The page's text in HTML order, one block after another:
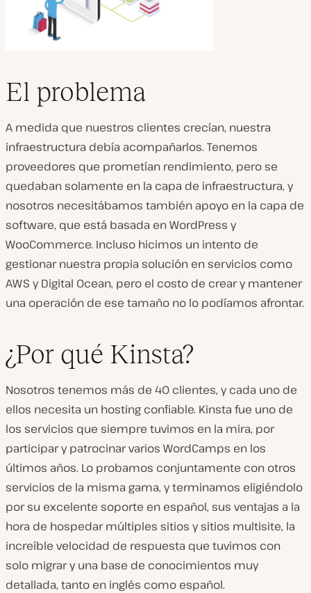
El problema
A medida que nuestros clientes crecían, nuestra
infraestructura debía acompañarlos. Tenemos
proveedores que prometían rendimiento, pero se
quedaban solamente en la capa de infraestructura, y
nosotros necesitábamos también apoyo en la capa de
software, que está basada en WordPress y
WooCommerce. Incluso hicimos un intento de
gestionar nuestra propia solución en servicios como
AWS y Digital Ocean, pero el costo de crear y mantener
una operación de ese tamaño no lo podíamos afrontar.
¿Por qué Kinsta?
Nosotros tenemos más de 40 clientes, y cada uno de
ellos necesita un hosting confiable. Kinsta fue uno de
los servicios que siempre tuvimos en la mira, por
participar y patrocinar varios WordCamps en los
últimos años. Lo probamos conjuntamente con otros
servicios de la misma gama, y terminamos eligiéndolo
por su excelente soporte en español, sus ventajas a la
hora de hospedar múltiples sitios y sitios multisite, la
increíble velocidad de respuesta que tuvimos con
solo migrar y una base de conocimientos muy
detallada, tanto en inglés como español.